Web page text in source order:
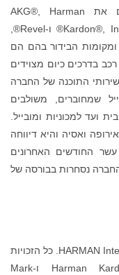
מחוברים. עם מותגים מובילים הכוללים את AKG®, Harman
Kardon®, Infinity®, JBL®, Lexicon®, Mark Levinson® ו-Revel®,
הבידור בהם הם
יותר מ-25 מיליון כלי רכב בדרכים כיום מצוידים
התוכנה של החברה
שמחוברים, משולבים
ועד למכוניות ומובייל.
אירופה ואסיה והיא דיווחה
בשנים עשר החודשים האחרונים
2016. המניות של החברה נסחרות בבורסה של
© 2017 HARMAN International Industries, Incorporated. כל הזכויות
שמורות. Harman Kardon, Infinity, JBL, Lexicon ו-Mark